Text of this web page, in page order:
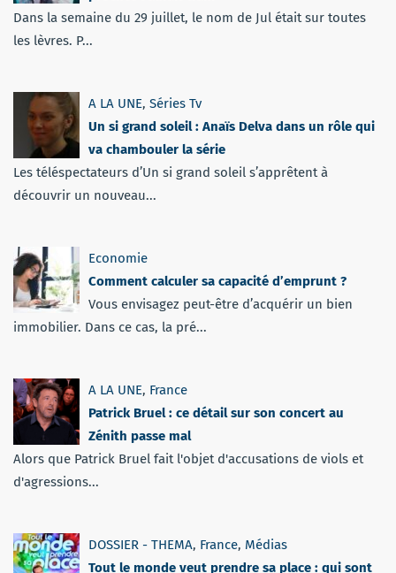
Dans la semaine du 29 juillet, le nom de Jul était sur toutes
les lèvres. P...
A LA UNE, Séries Tv
Un si grand soleil : Anaïs Delva dans un rôle qui
va chambouler la série
Les téléspectateurs d’Un si grand soleil s’apprêtent à
découvrir un nouveau...
Economie
Comment calculer sa capacité d’emprunt ?
Vous envisagez peut-être d’acquérir un bien
immobilier. Dans ce cas, la pré...
A LA UNE, France
Patrick Bruel : ce détail sur son concert au
Zénith passe mal
Alors que Patrick Bruel fait l'objet d'accusations de viols et
d'agressions...
DOSSIER - THEMA, France, Médias
Tout le monde veut prendre sa place : qui sont